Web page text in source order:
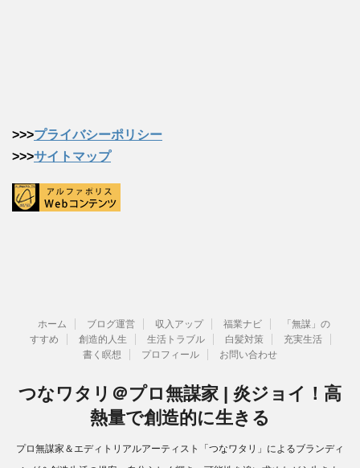
>>>プライバシーポリシー
>>>サイトマップ
ホーム ブログ運営 収入アップ 福業ナビ
「無謀」の
すすめ
創造的人生 生活トラブル 白髪対策
充実生活
書く瞑想
プロフィール お問い合わせ
つなワタリ＠プロ無謀家 | 炎ジョイ！高
熱量で創造的に生きる
プロ無謀家＆エディトリアルアーティスト「つなワタリ」によるブランディ